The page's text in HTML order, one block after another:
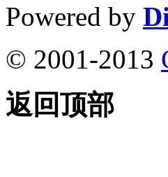
Powered by
© 2001-2013
返回顶部